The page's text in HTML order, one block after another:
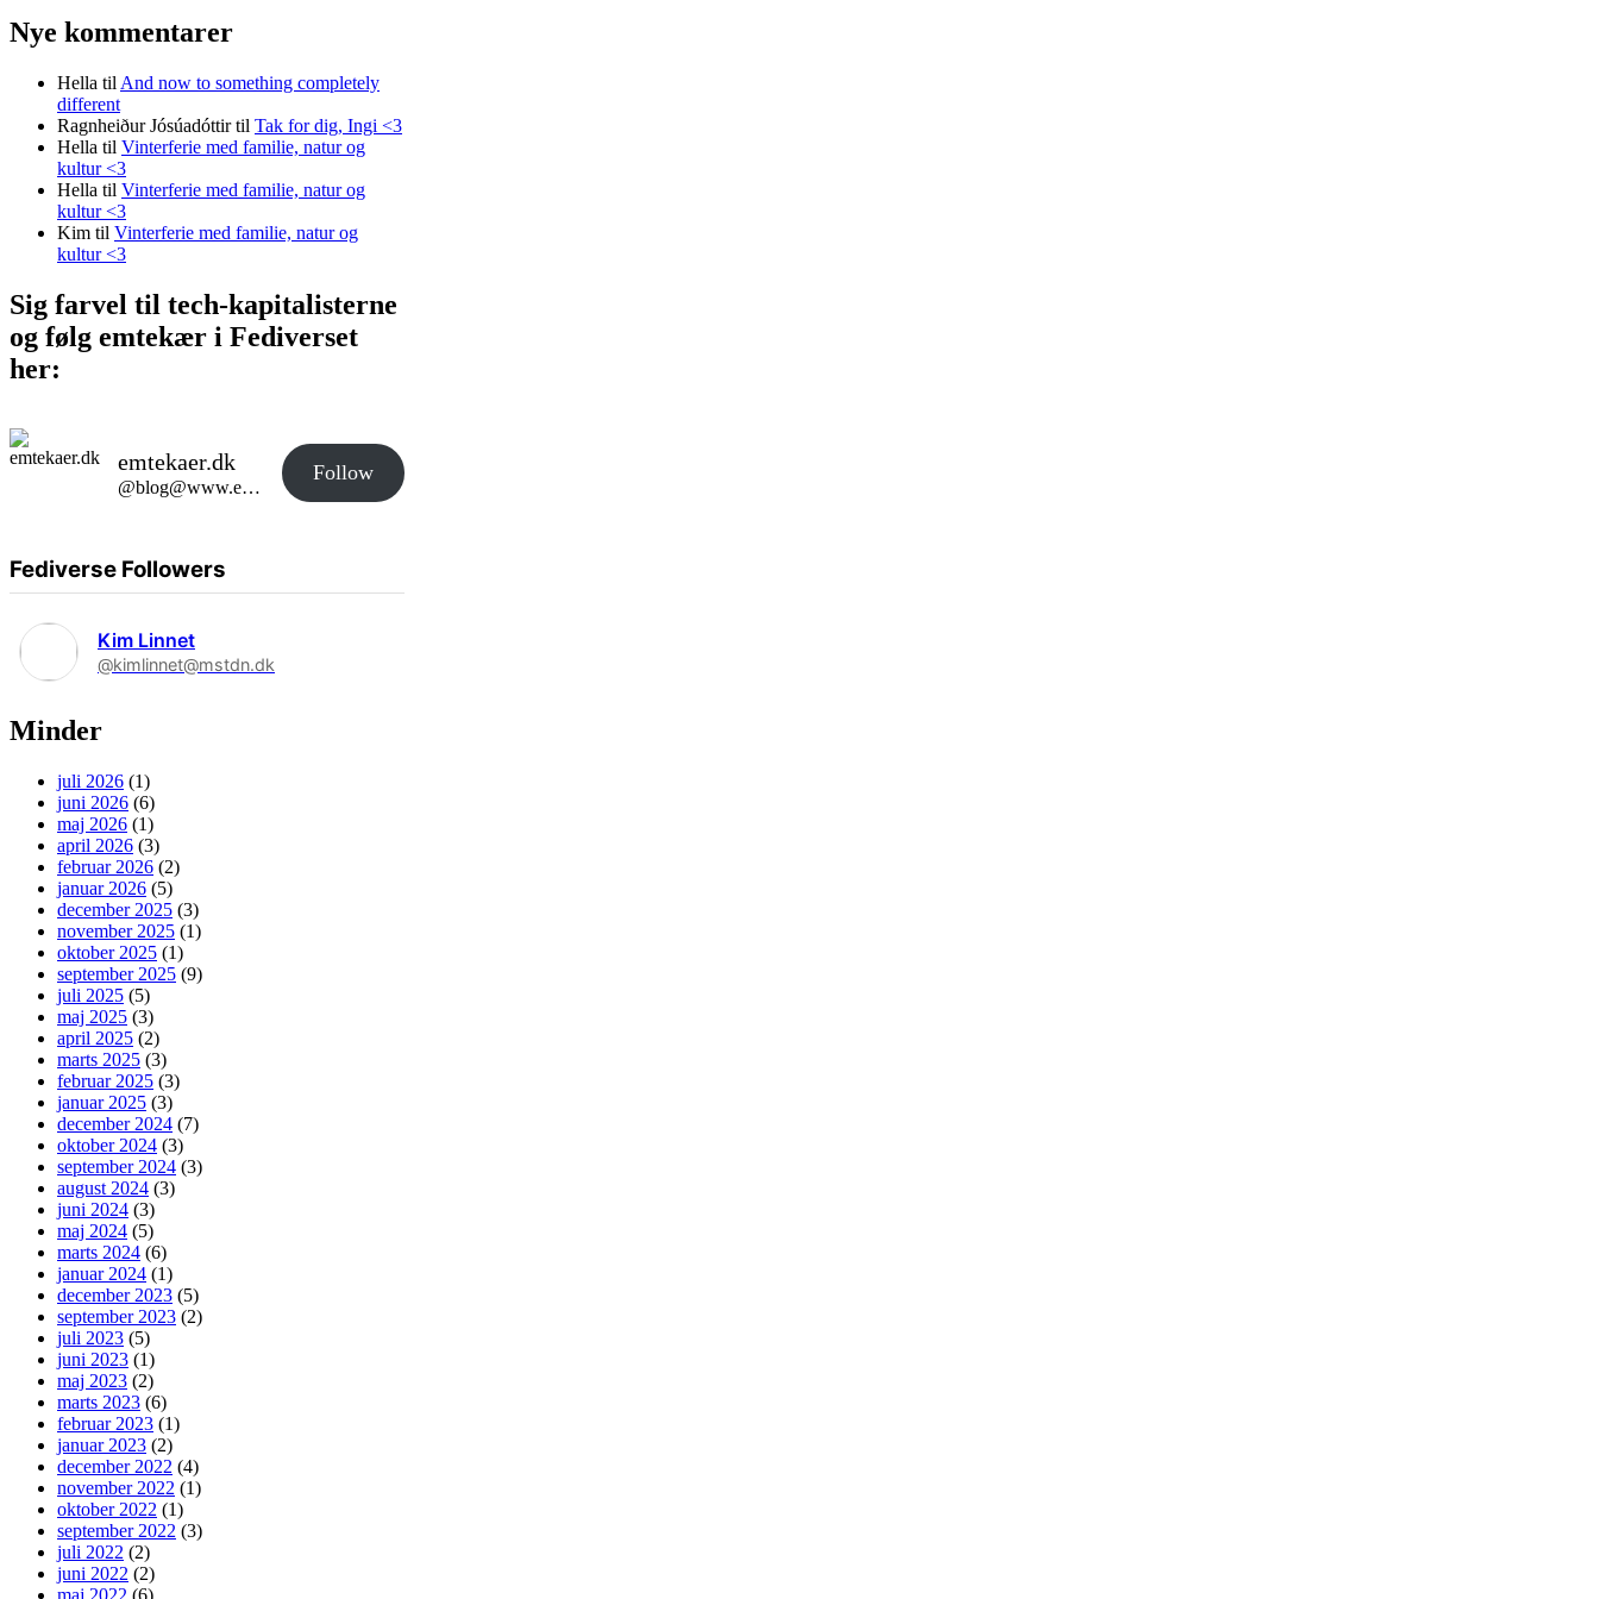
Nye kommentarer
Hella til And now to something completely
different
Ragnheiður Jósúadóttirtil Tak for dig, Ingi <3
Hella til Vinterferie med familie, natur og
kultur <3
Hella til Vinterferie med familie, natur og
kultur <3
Kim til Vinterferie med familie, natur og
kultur <3
Sig farvel til tech-kapitalisterne
og følg emtekær i Fediverset
her:
emtekaer.dk
@blog@www.emtekaer.dk
Follow
Fediverse Followers
Kim Linnet
@kimlinnet@mstdn.dk
Minder
juli 2026 (1)
juni 2026 (6)
maj 2026 (1)
april 2026 (3)
februar 2026 (2)
januar 2026 (5)
december 2025 (3)
november 2025 (1)
oktober 2025 (1)
september 2025 (9)
juli 2025 (5)
maj 2025 (3)
april 2025 (2)
marts 2025 (3)
februar 2025 (3)
januar 2025 (3)
december 2024 (7)
oktober 2024 (3)
september 2024 (3)
august 2024 (3)
juni 2024 (3)
maj 2024 (5)
marts 2024 (6)
januar 2024 (1)
december 2023 (5)
september 2023 (2)
juli 2023 (5)
juni 2023 (1)
maj 2023 (2)
marts 2023 (6)
februar 2023 (1)
januar 2023 (2)
december 2022 (4)
november 2022 (1)
oktober 2022 (1)
september 2022 (3)
juli 2022 (2)
juni 2022 (2)
maj 2022 (6)